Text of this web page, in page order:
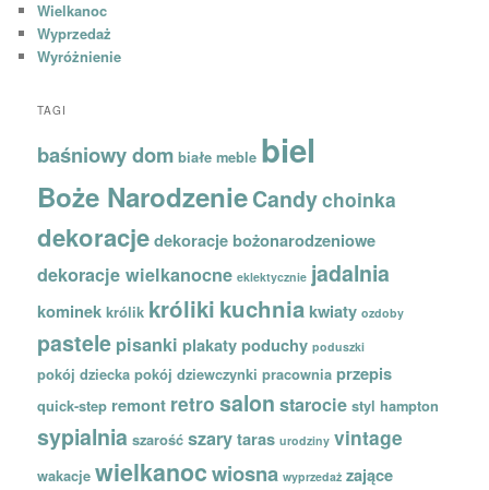
Wielkanoc
Wyprzedaż
Wyróżnienie
TAGI
baśniowy dom białe meble biel
Boże NarodzenieCandychoinka
dekoracjedekoracje bożonarodzeniowe
dekoracje wielkanocne eklektycznie jadalnia
kominek królik króliki kuchnia kwiaty ozdoby
pastele pisanki plakatypoduchy poduszki
pokój dziecka pokój dziewczynki pracownia przepis
quick-step remont retro salon starocie styl hampton
sypialnia szarość szarytaras urodziny vintage
wakacje wielkanocwiosna wyprzedaż zające